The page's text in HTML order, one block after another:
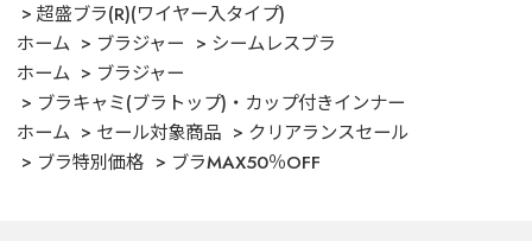
超盛ブラ(R)(ワイヤー入タイプ)
ホーム
ブラジャー
シームレスブラ
ホーム
ブラジャー
ブラキャミ(ブラトップ)・カップ付きインナー
ホーム
セール対象商品
クリアランスセール
ブラ特別価格
ブラMAX50％OFF